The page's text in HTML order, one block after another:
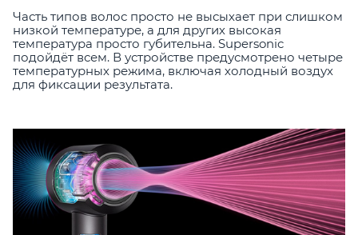
Часть типов волос просто не высыхает при слишком
низкой температуре, а для других высокая
температура просто губительна. Supersonic
подойдёт всем. В устройстве предусмотрено четыре
температурных режима, включая холодный воздух
для фиксации результата.